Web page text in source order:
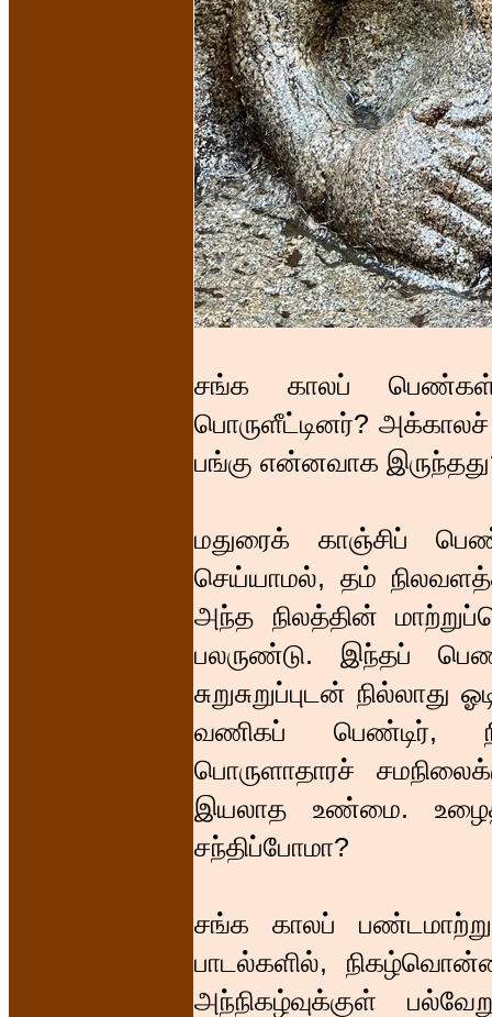
சங்க காலப்
பொருளீட்டினர்?
பங்கு என்னவாக
மதுரைக் காஞ்சிப்
செய்யாமல், தம்
அந்த நிலத்தின்
பலருண்டு. இந்தப்
சுறுசுறுப்புடன்
வணிகப் பெண்டிர்,
பொருளாதாரச்
இயலாத உண்மை.
சந்திப்போமா?
சங்க காலப்
பாடல்களில்,
அந்நிகழ்வுக்குள்